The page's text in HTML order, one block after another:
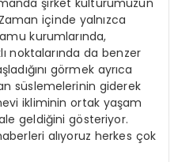
şirket kültürümüzün
içinde yalnızca
kurumlarında,
noktalarında da benzer
görmek ayrıca
süslemelerinin giderek
ikliminin ortak yaşam
geldiğini gösteriyor.
alıyoruz herkes çok